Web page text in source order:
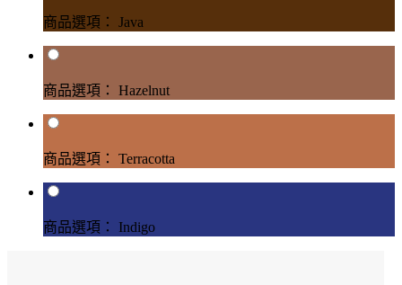
商品選項： Java
商品選項： Hazelnut
商品選項： Terracotta
商品選項： Indigo